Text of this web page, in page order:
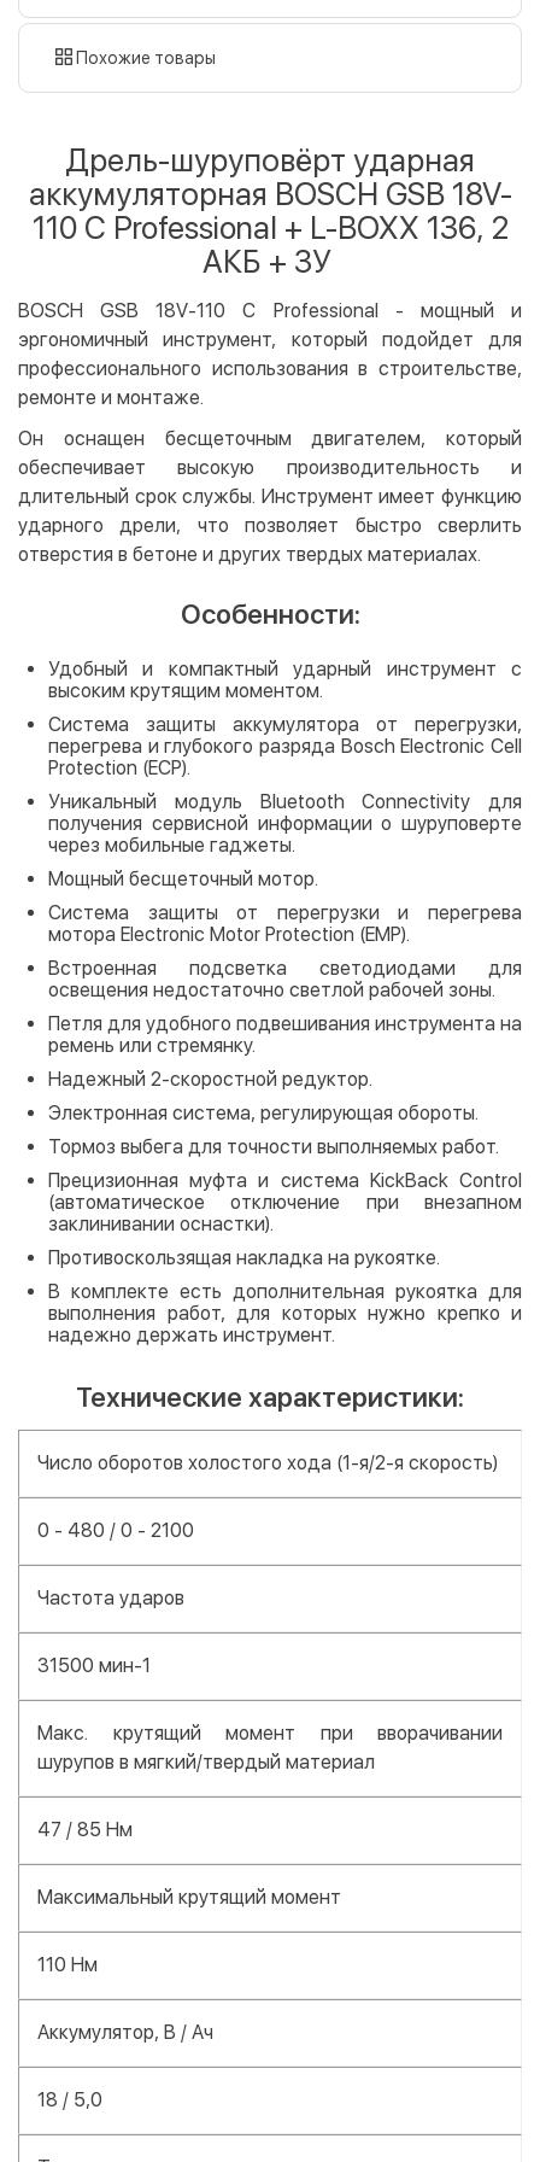
наличными
картой
LiqPay
Apple Pay
Google Pay
Оплата на карту юр.лица
Оплата на счет юр.лица
Кредит
Мгновенная рассрочка (Приватбанк)
Оплата частями (Приватбанк)
Покупка частями (Монобанк)
Похожие товары
Дрель-шуруповёрт ударная
аккумуляторная BOSCH GSB 18V-
110 C Professional + L-BOXX 136, 2
АКБ + ЗУ
BOSCH GSB 18V-110 C Professional - мощный и
эргономичный инструмент, который подойдет для
профессионального использования в строительстве,
ремонте и монтаже.
Он оснащен бесщеточным двигателем, который
обеспечивает высокую производительность и
длительный срок службы. Инструмент имеет функцию
ударного дрели, что позволяет быстро сверлить
отверстия в бетоне и других твердых материалах.
Особенности:
Удобный и компактный ударный инструмент с
высоким крутящим моментом.
Система защиты аккумулятора от перегрузки,
перегрева и глубокого разряда Bosch Electronic Cell
Protection (ECP).
Уникальный модуль Bluetooth Connectivity для
получения сервисной информации о шуруповерте
через мобильные гаджеты.
Мощный бесщеточный мотор.
Система защиты от перегрузки и перегрева
мотора Electronic Motor Protection (EMP).
Встроенная подсветка светодиодами для
освещения недостаточно светлой рабочей зоны.
Петля для удобного подвешивания инструмента на
ремень или стремянку.
Надежный 2-скоростной редуктор.
Электронная система, регулирующая обороты.
Тормоз выбега для точности выполняемых работ.
Прецизионная муфта и система KickBack Control
(автоматическое отключение при внезапном
заклинивании оснастки).
Противоскользящая накладка на рукоятке.
В комплекте есть дополнительная рукоятка для
выполнения работ, для которых нужно крепко и
надежно держать инструмент.
Технические характеристики:
Число оборотов холостого хода (1-я/2-я скорость)
0 - 480 / 0 - 2100
Частота ударов
31500 мин-1
Макс. крутящий момент при вворачивании
шурупов в мягкий/твердый материал
47 / 85 Нм
Максимальный крутящий момент
110 Нм
Аккумулятор, В / Ач
18 / 5,0